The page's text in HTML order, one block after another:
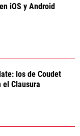
iOS y Android
los de Coudet
Clausura